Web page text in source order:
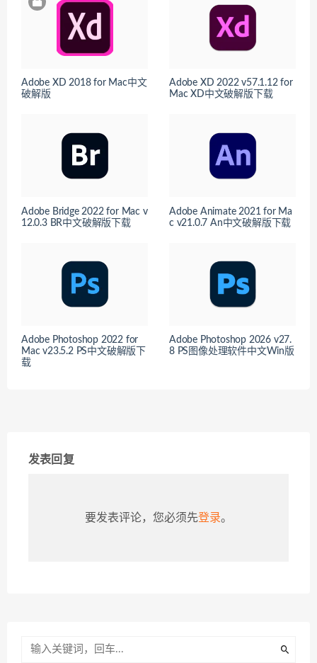
Adobe XD 2018 for Mac中文
破解版
Adobe XD 2022 v57.1.12 for
Mac XD中文破解版下载
Adobe Bridge 2022 for Mac v
12.0.3 BR中文破解版下载
Adobe Animate 2021 for Ma
c v21.0.7 An中文破解版下载
Adobe Photoshop 2022 for
Mac v23.5.2 PS中文破解版下
载
Adobe Photoshop 2026 v27.
8 PS图像处理软件中文Win版
发表回复
要发表评论，您必须先登录。